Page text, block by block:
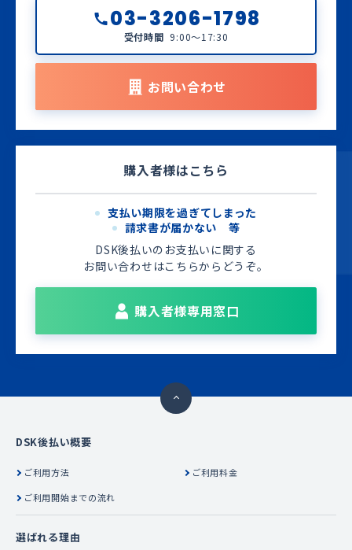
03-3206-1798
受付時間 9:00～17:30
お問い合わせ
購入者様はこちら
支払い期限を過ぎてしまった
請求書が届かない 等
DSK後払いのお支払いに関する
お問い合わせはこちらからどうぞ。
購入者様専用窓口
DSK後払い概要
ご利用方法
ご利用料金
ご利用開始までの流れ
選ばれる理由